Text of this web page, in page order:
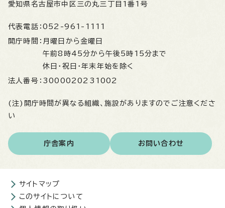
愛知県名古屋市中区三の丸三丁目1番1号
代表電話： 052-961-1111
開庁時間： 月曜日から金曜日
午前8時45分から午後5時15分まで
休日・祝日・年末年始を除く
法人番号： 3000020231002
(注)開庁時間が異なる組織、施設がありますのでご注意くださ
い
庁舎案内 お問い合わせ
サイトマップ
このサイトについて